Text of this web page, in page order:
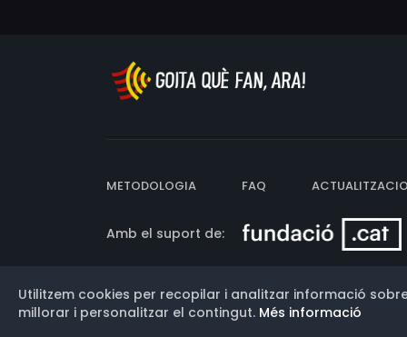
METODOLOGIA FAQ
Amb el suport de:
Versió: 3.13.0.202607011342
Utilitzem cookies per recopilar i analitzar informació
millorar i personalitzar el contingut. Més informació